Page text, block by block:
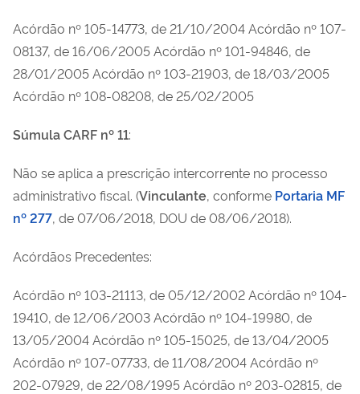
Acórdão nº 105-14773, de 21/10/2004 Acórdão nº 107-
08137, de 16/06/2005 Acórdão nº 101-94846, de
28/01/2005 Acórdão nº 103-21903, de 18/03/2005
Acórdão nº 108-08208, de 25/02/2005
Súmula CARF nº 11:
Não se aplica a prescrição intercorrente no processo
administrativo fiscal. (Vinculante, conforme Portaria MF
nº 277, de 07/06/2018, DOU de 08/06/2018).
Acórdãos Precedentes:
Acórdão nº 103-21113, de 05/12/2002 Acórdão nº 104-
19410, de 12/06/2003 Acórdão nº 104-19980, de
13/05/2004 Acórdão nº 105-15025, de 13/04/2005
Acórdão nº 107-07733, de 11/08/2004 Acórdão nº
202-07929, de 22/08/1995 Acórdão nº 203-02815, de